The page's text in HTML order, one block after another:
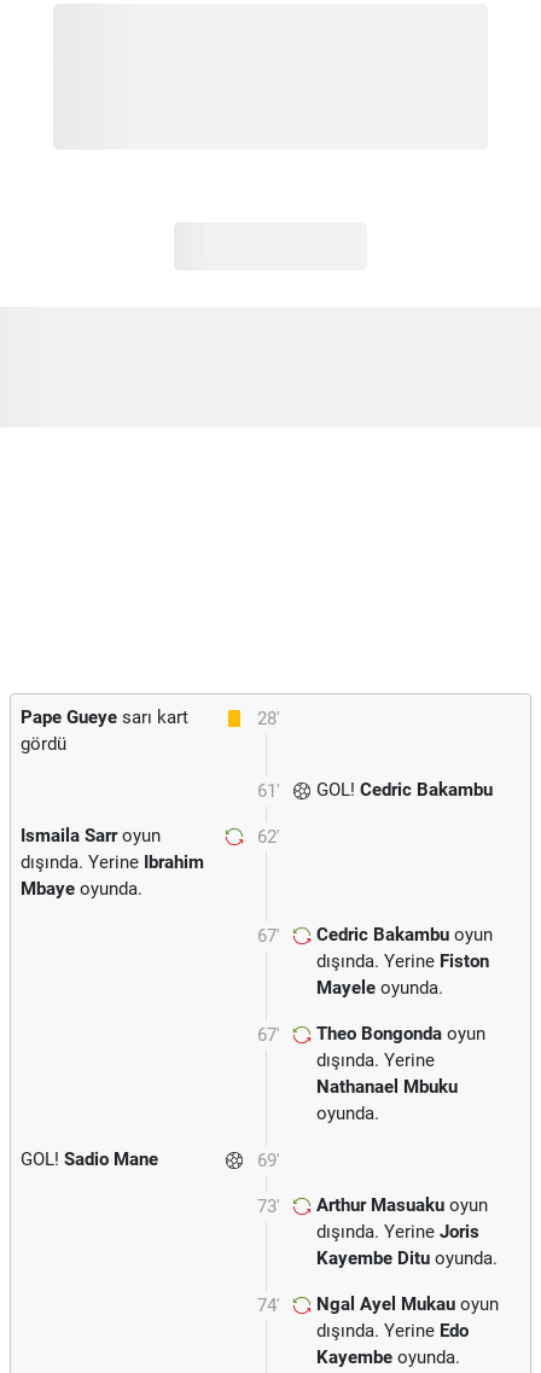
28'
Pape Gueye sarı kart
gördü
61' GOL! Cedric Bakambu
62'
Ismaila Sarroyun
dışında. Yerine Ibrahim
Mbaye oyunda.
67' Cedric Bakambu oyun
dışında. Yerine Fiston
Mayele oyunda.
67' Theo Bongonda oyun
dışında. Yerine
Nathanael Mbuku
oyunda.
69'
GOL! Sadio Mane
73' Arthur Masuaku oyun
dışında. Yerine Joris
Kayembe Ditu oyunda.
74' Ngal Ayel Mukau oyun
dışında. Yerine Edo
Kayembe oyunda.